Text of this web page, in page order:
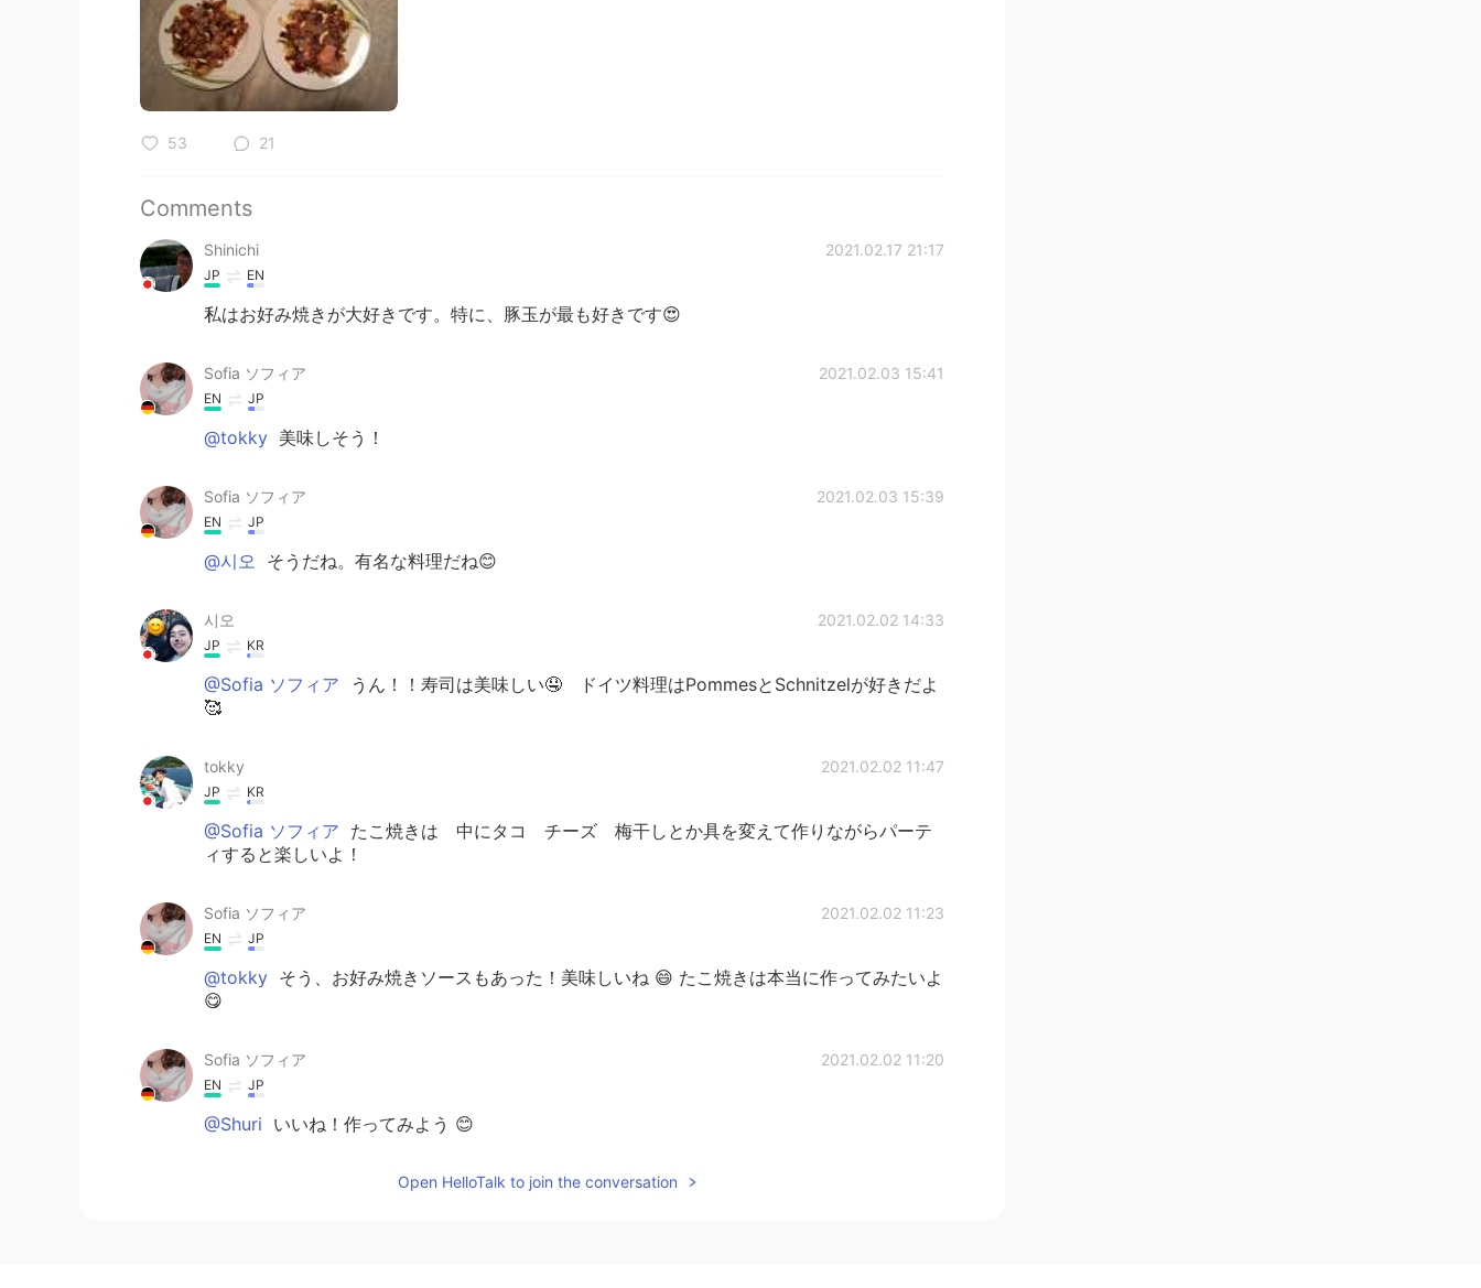
53 21
Comments
Shinichi 2021.02.17 21:17
JP EN
私はお好み焼きが大好きです。特に、豚玉が最も好きです😍
Sofia ソフィア 2021.02.03 15:41
EN JP
@tokky 美味しそう！
Sofia ソフィア 2021.02.03 15:39
EN JP
@시오 そうだね。有名な料理だね😊
시오 2021.02.02 14:33
JP KR
@Sofia ソフィア
うん！！寿司は美味しい🤤 ドイツ料理はPommesとSchnitzelが好きだよ
🥰
tokky 2021.02.02 11:47
JP KR
@Sofia ソフィア たこ焼きは 中にタコ チーズ 梅干しとか具を変えて作りながらパーテ
ィすると楽しいよ！
Sofia ソフィア 2021.02.02 11:23
EN JP
@tokky そう、お好み焼きソースもあった！美味しいね 😄 たこ焼きは本当に作ってみたいよ
😋
Sofia ソフィア 2021.02.02 11:20
EN JP
@Shuri いいね！作ってみよう 😊
Open HelloTalk to join the conversation